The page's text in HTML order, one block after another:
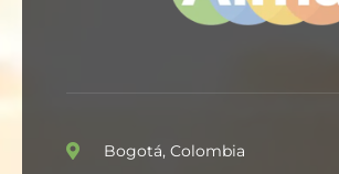
Bogotá, Colombia